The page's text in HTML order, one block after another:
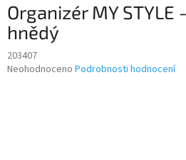
Organizér MY STYLE
hnědý
203407
Průměrné
Neohodnoceno Podrobnosti hodnocení